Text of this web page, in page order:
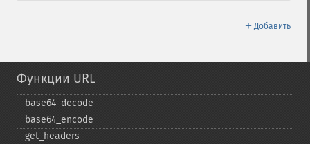
＋ Добавить
Функции URL
base64_​decode
base64_​encode
get_​headers